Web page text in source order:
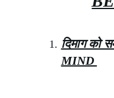
दिमाग को
MIND